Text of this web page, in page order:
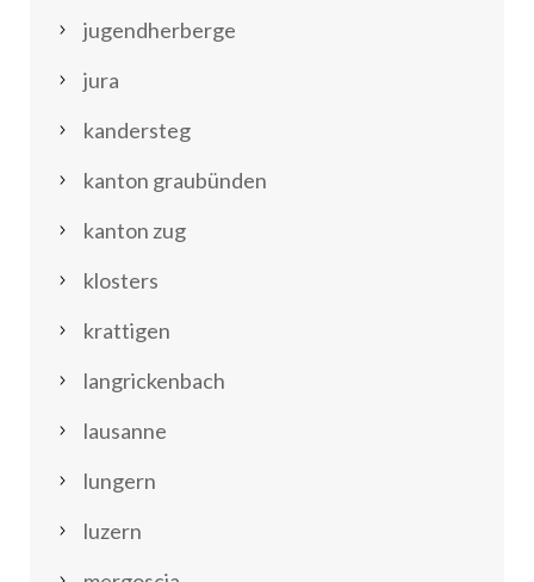
jugendherberge
jura
kandersteg
kanton graubünden
kanton zug
klosters
krattigen
langrickenbach
lausanne
lungern
luzern